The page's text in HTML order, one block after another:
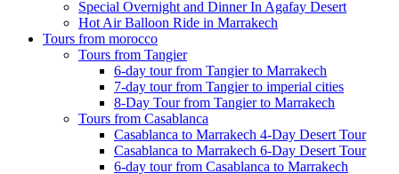
Special Overnight and Dinner In Agafay Desert
Hot Air Balloon Ride in Marrakech
Tours from morocco
Tours from Tangier
6-day tour from Tangier to Marrakech
7-day tour from Tangier to imperial cities
8-Day Tour from Tangier to Marrakech
Tours from Casablanca
Casablanca to Marrakech 4-Day Desert Tour
Casablanca to Marrakech 6-Day Desert Tour
6-day tour from Casablanca to Marrakech